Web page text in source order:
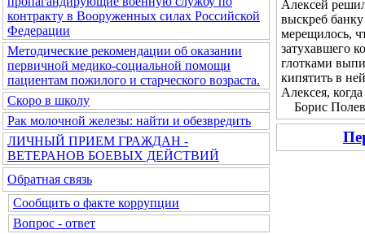
контракту в Вооруженных силах Российской
Федерации
Методические рекомендации об оказании
первичной медико-социальной помощи
пациентам пожилого и старческого возраста.
Скоро в школу
Рак молочной железы: найти и обезвредить
ЛИЧНЫЙ ПРИЕМ ГРАЖДАН -
ВЕТЕРАНОВ БОЕВЫХ ДЕЙСТВИЙ
Обратная связь
Сообщить о факте коррупции
Вопрос - ответ
Алексей
выскреб
мерещилось,
затухавшего
глотками
кипятить в
Алексея,
Борис